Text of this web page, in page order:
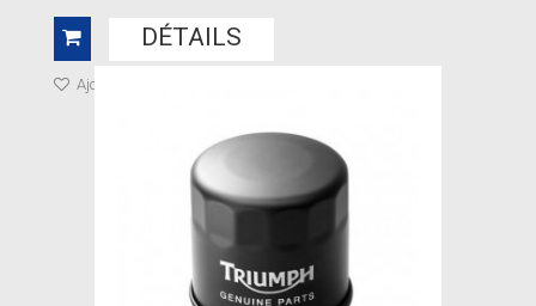
DÉTAILS
Ajouter à ma liste de cadeaux